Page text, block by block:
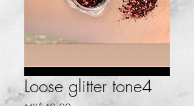
Loose glitter tone4